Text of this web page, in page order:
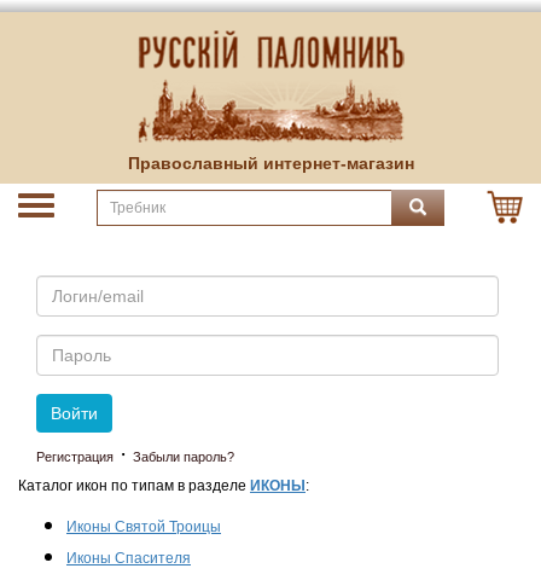
Православный интернет-магазин
Email
Пароль
Войти
Регистрация · Забыли пароль?
Каталог икон по типам в разделе ИКОНЫ :
Иконы Святой Троицы
Иконы Спасителя